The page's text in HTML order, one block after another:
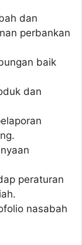
dan
perbankan
baik
dan
peraturan
nasabah